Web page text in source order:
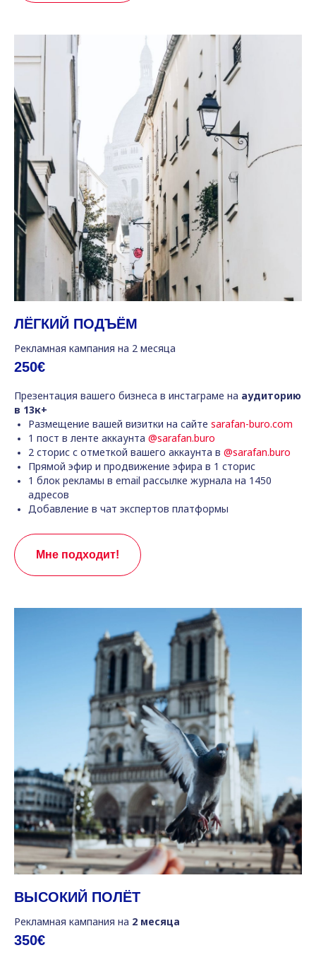
ЛЁГКИЙ ПОДЪЁМ
Рекламная кампания на 2 месяца
250€
Презентация вашего бизнеса в инстаграме на аудиторию
в 13к+
Размещение вашей визитки на сайте sarafan-buro.com
1 пост в ленте аккаунта @sarafan.buro
2 сторис с отметкой вашего аккаунта в @sarafan.buro
Прямой эфир и продвижение эфира в 1 сторис
1 блок рекламы в email рассылке журнала на 1450
адресов
Добавление в чат экспертов платформы
Мне подходит!
ВЫСОКИЙ ПОЛЁТ
Рекламная кампания на 2 месяца
350€